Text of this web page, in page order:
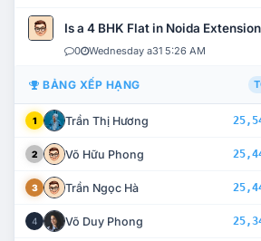
Is a 4 BHK Flat in Noida
0 Wednesday a31 5:26 AM
BẢNG XẾP HẠNG
1 Trần Thị Hương
2 Võ Hữu Phong
3 Trần Ngọc Hà
4 Võ Duy Phong